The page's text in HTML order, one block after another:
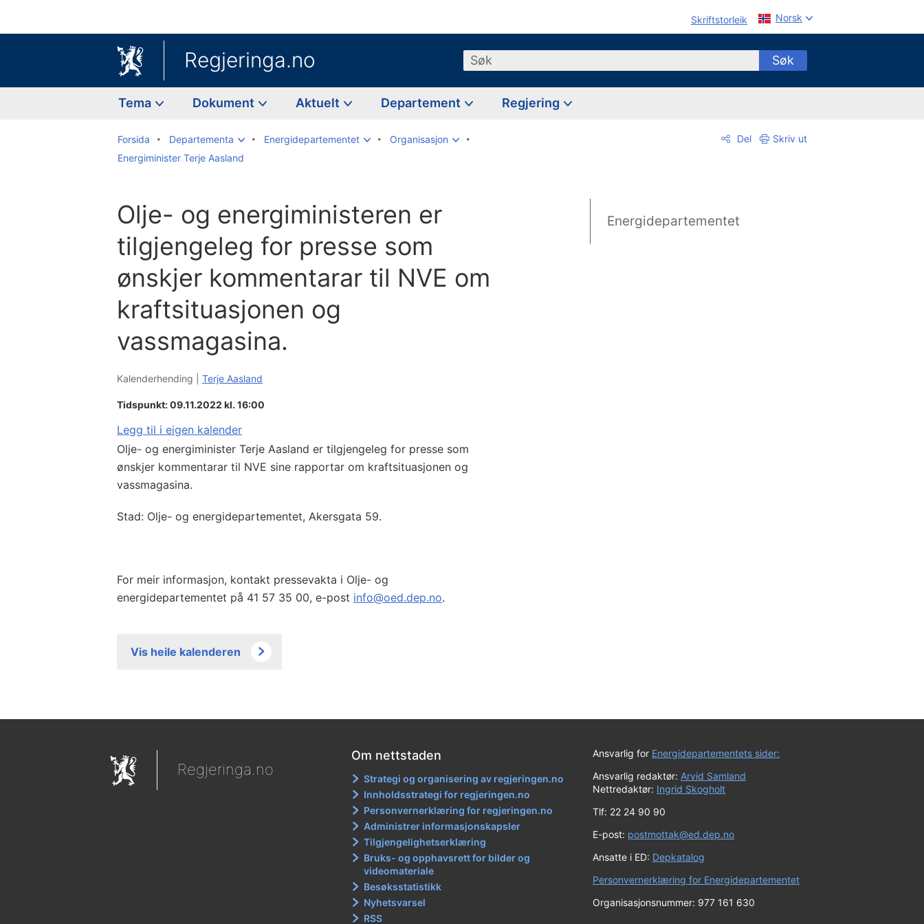
Skriftstorleik Norsk
Regjeringa.no Søk Søk
Tema Dokument Aktuelt Departement Regjering
Forsida Departementa Energidepartementet
Organisasjon
Energiminister Terje Aasland
Del Skriv ut
Olje- og energiministeren er
tilgjengeleg for presse som
ønskjer kommentarar til NVE om
kraftsituasjonen og
vassmagasina.
Kalenderhending | Terje Aasland
Tidspunkt: 09.11.2022 kl. 16:00
Legg til i eigen kalender
Olje- og energiminister Terje Aasland er tilgjengeleg for presse som
ønskjer kommentarar til NVE sine rapportar om kraftsituasjonen og
vassmagasina.
Stad: Olje- og energidepartementet, Akersgata 59.
For meir informasjon, kontakt pressevakta i Olje- og
energidepartementet på 41 57 35 00, e-post info@oed.dep.no.
Vis heile kalenderen
Energidepartementet
Regjeringa.no
Om nettstaden
Strategi og organisering av regjeringen.no
Innholdsstrategi for regjeringen.no
Personvernerklæring for regjeringen.no
Administrer informasjonskapsler
Tilgjengelighetserklæring
Bruks- og opphavsrett for bilder og
videomateriale
Besøksstatistikk
Nyhetsvarsel
RSS
Ansvarlig for Energidepartementets sider:
Ansvarlig redaktør: Arvid Samland
Nettredaktør: Ingrid Skogholt
Tlf: 22 24 90 90
E-post: postmottak@ed.dep.no
Ansatte i ED: Depkatalog
Personvernerklæring for Energidepartementet
Organisasjonsnummer: 977 161 630